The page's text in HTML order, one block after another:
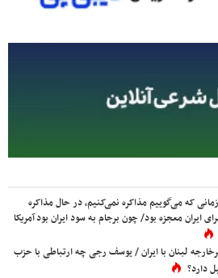
که می‌گوییم مذاکره نمی‌کنیم، در حال مذاکره
ایران معجزه بود/ چون برجام به سود ایران بود آمریکا
لبنان با ایران / یوسف رجی چه ارتباطی با حزب
دارد؟